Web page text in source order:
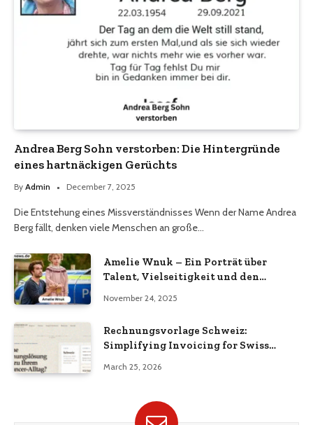
Andrea Berg Sohn verstorben: Die Hintergründe
eines hartnäckigen Gerüchts
By Admin December 7, 2025
Die Entstehung eines Missverständnisses Wenn der Name Andrea
Berg fällt, denken viele Menschen an große…
Amelie Wnuk – Ein Porträt über
Talent, Vielseitigkeit und den
November 24, 2025
Rechnungsvorlage Schweiz:
Simplifying Invoicing for Swiss
March 25, 2026